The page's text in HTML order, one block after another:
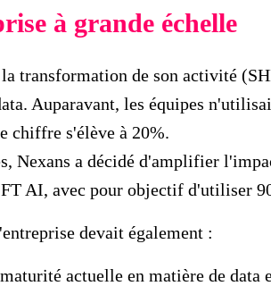
à grande échelle
transformation de son activité
Auparavant, les équipes
chiffre s'élève à 20%.
Nexans a décidé d'amplifier
AI, avec pour objectif d'utiliser
devait également :
actuelle en matière de data